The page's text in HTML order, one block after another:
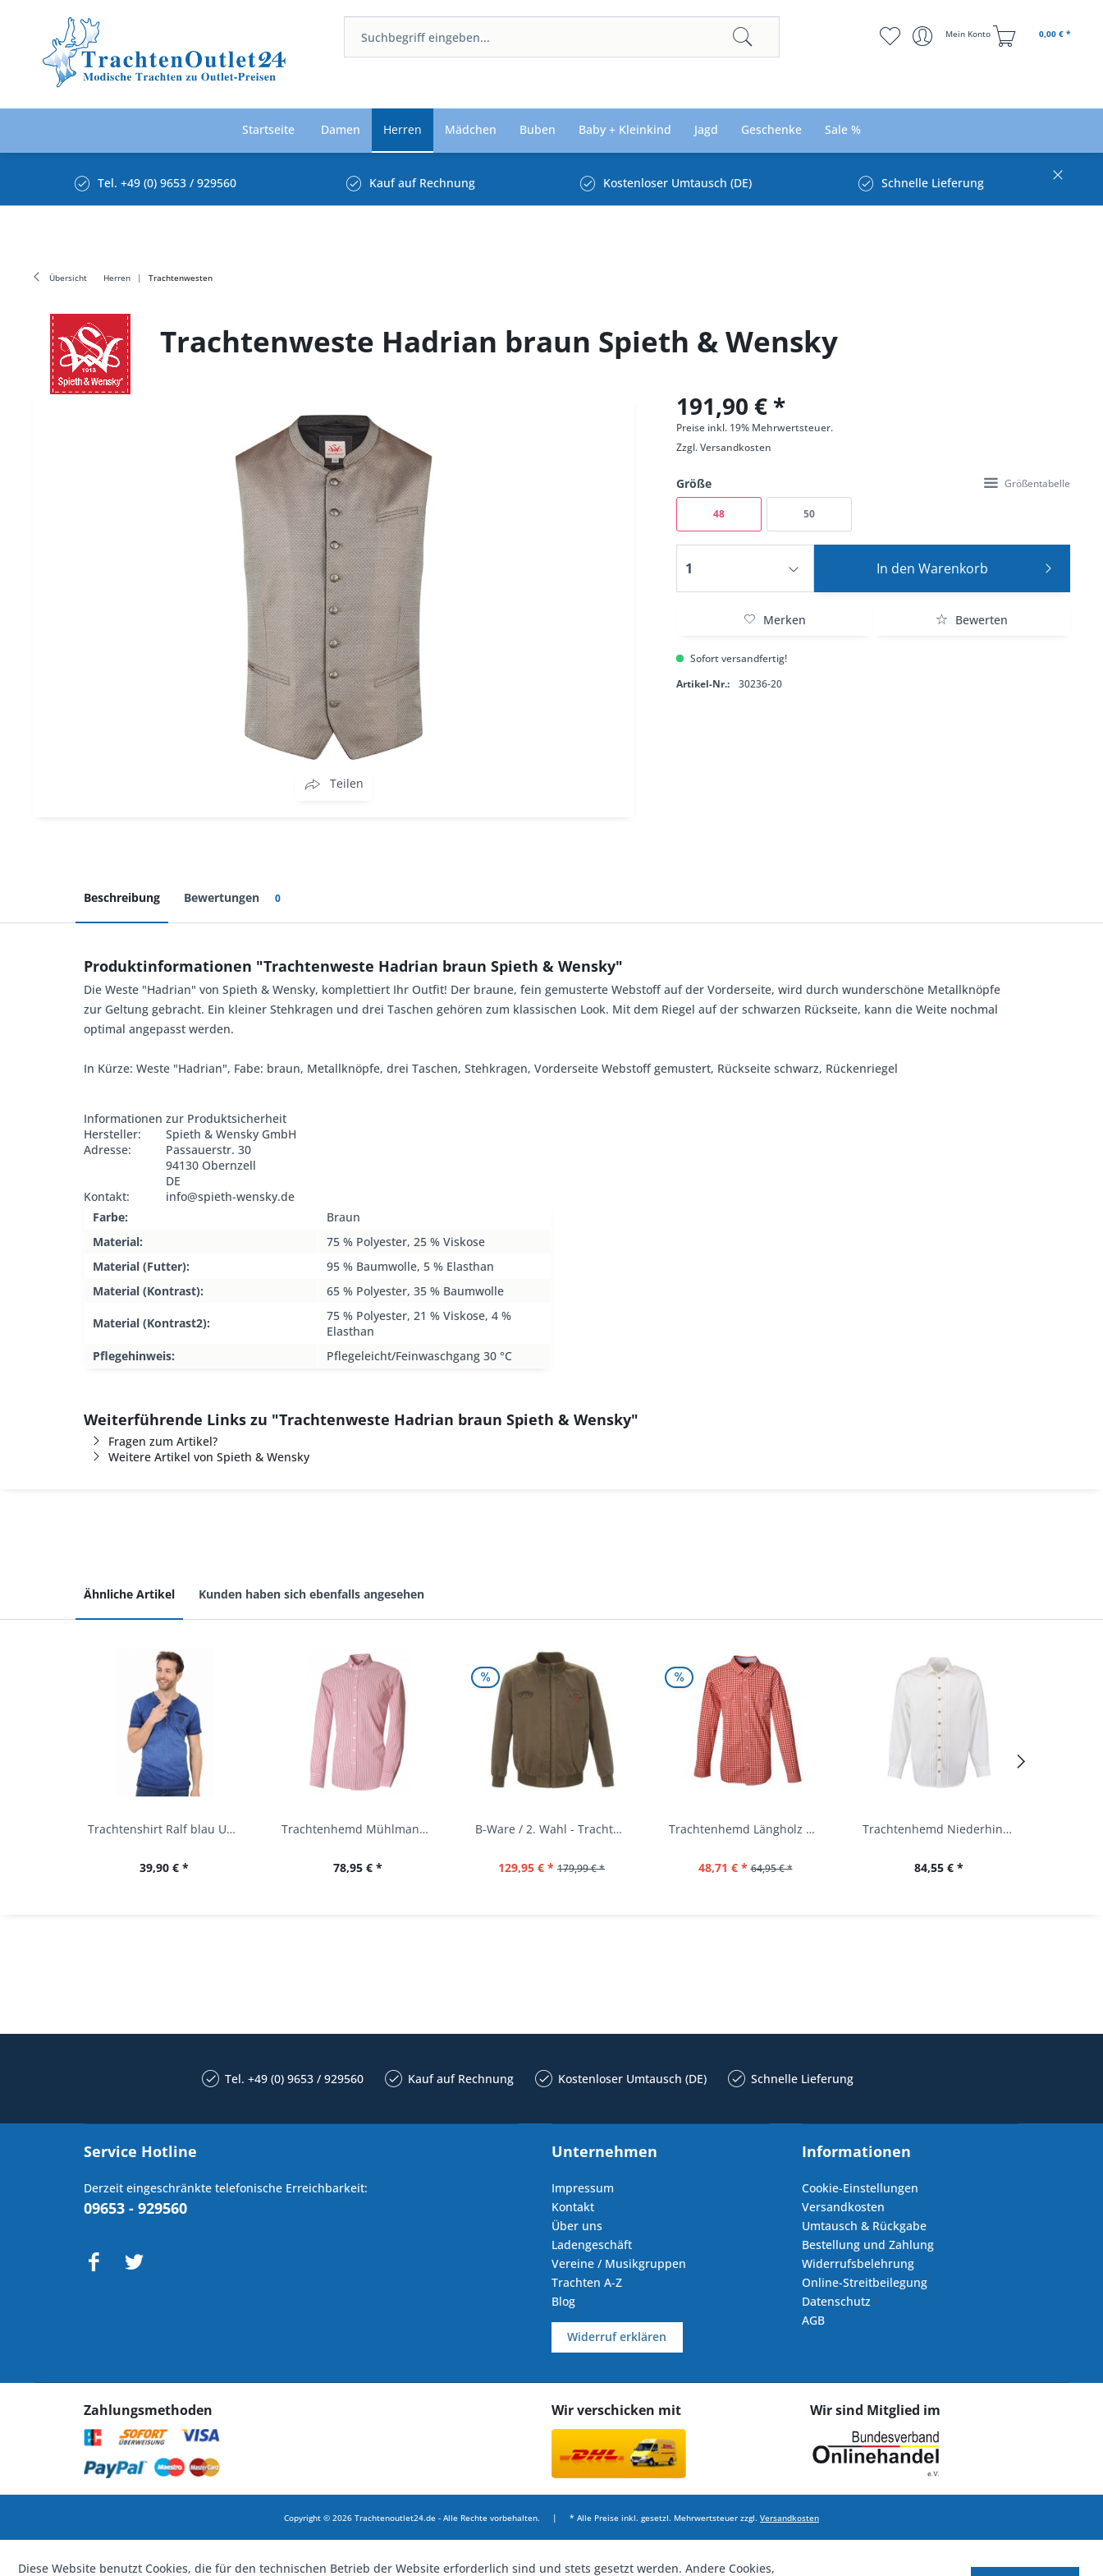
Mein Konto 0,00 € *
Startseite Damen Herren Mädchen Buben Baby + Kleinkind Jagd Geschenke Sale %
Tel. +49 (0) 9653 / 929560 Kauf auf Rechnung Kostenloser Umtausch (DE) Schnelle Lieferung
Übersicht Herren Trachtenwesten
Trachtenweste Hadrian braun Spieth & Wensky
Teilen
191,90 € *
Preise inkl. 19% Mehrwertsteuer.
Zzgl.Versandkosten
Größe Größentabelle
48 50
In den Warenkorb
Merken Bewerten
Sofort versandfertig!
Artikel-Nr.:
30236-20
Beschreibung Bewertungen 0
Produktinformationen "Trachtenweste Hadrian braun Spieth & Wensky"
Die Weste "Hadrian" von Spieth & Wensky, komplettiert Ihr Outfit! Der braune, fein gemusterte Webstoff auf der Vorderseite, wird durch wunderschöne Metallknöpfe
zur Geltung gebracht. Ein kleiner Stehkragen und drei Taschen gehören zum klassischen Look. Mit dem Riegel auf der schwarzen Rückseite, kann die Weite nochmal
optimal angepasst werden.
In Kürze: Weste "Hadrian", Fabe: braun, Metallknöpfe, drei Taschen, Stehkragen, Vorderseite Webstoff gemustert, Rückseite schwarz, Rückenriegel
Informationen zur Produktsicherheit
Hersteller:
Spieth & Wensky GmbH
Adresse:
Passauerstr. 30
94130 Obernzell
DE
Kontakt:
info@spieth-wensky.de
Farbe:
Braun
Material:
75 % Polyester, 25 % Viskose
Material (Futter):
95 % Baumwolle, 5 % Elasthan
Material (Kontrast):
65 % Polyester, 35 % Baumwolle
Material (Kontrast2):
75 % Polyester, 21 % Viskose, 4 %
Elasthan
Pflegehinweis:
Pflegeleicht/Feinwaschgang 30 °C
Weiterführende Links zu "Trachtenweste Hadrian braun Spieth & Wensky"
Fragen zum Artikel?
Weitere Artikel von Spieth & Wensky
Ähnliche Artikel Kunden haben sich ebenfalls angesehen
Trachtenshirt Ralf blau Used Look Krüger
39,90 € *
Trachtenhemd Mühlmann mittelrot rot Slim Fit...
78,95 € *
B-Ware / 2. Wahl - Trachtenjacke oliv Andreas...
129,95 € * 179,99 € *
Trachtenhemd Längholz Rot Karo Langarm Krüger
48,71 € * 64,95 € *
Trachtenhemd Niederhinkofen weiß Biesen Langarm...
84,55 € *
Tel. +49 (0) 9653 / 929560 Kauf auf Rechnung Kostenloser Umtausch (DE) Schnelle Lieferung
Service Hotline
Derzeit eingeschränkte telefonische Erreichbarkeit:
09653 - 929560
Unternehmen
Impressum
Kontakt
Über uns
Ladengeschäft
Vereine / Musikgruppen
Trachten A-Z
Blog
Widerruf erklären
Informationen
Cookie-Einstellungen
Versandkosten
Umtausch & Rückgabe
Bestellung und Zahlung
Widerrufsbelehrung
Online-Streitbeilegung
Datenschutz
AGB
Zahlungsmethoden Wir verschicken mit Wir sind Mitglied im
Copyright © 2026 Trachtenoutlet24.de - Alle Rechte vorbehalten. | * Alle Preise inkl. gesetzl. Mehrwertsteuer zzgl. Versandkosten
Diese Website benutzt Cookies, die für den technischen Betrieb der Website erforderlich sind und stets gesetzt werden. Andere Cookies,